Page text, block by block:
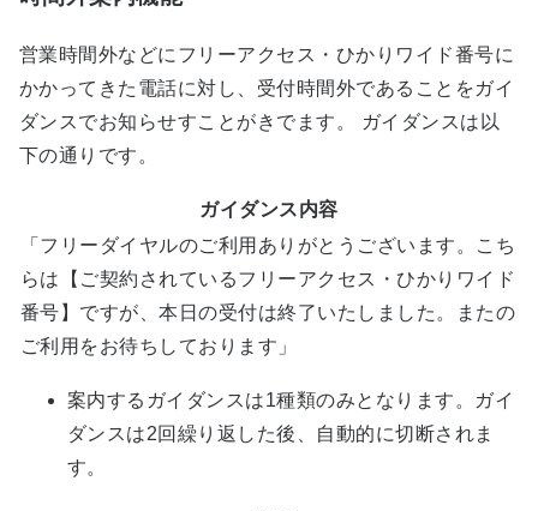
営業時間外などにフリーアクセス・ひかりワイド番号に
かかってきた電話に対し、受付時間外であることをガイ
ダンスでお知らせすことがきでます。 ガイダンスは以
下の通りです。
ガイダンス内容
「フリーダイヤルのご利用ありがとうございます。こち
らは【ご契約されているフリーアクセス・ひかりワイド
番号】ですが、本日の受付は終了いたしました。またの
ご利用をお待ちしております」
案内するガイダンスは1種類のみとなります。ガイ
ダンスは2回繰り返した後、自動的に切断されま
す。